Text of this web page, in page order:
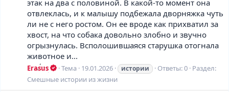
этак на два с половиной. В какой-то момент она
отвлеклась, и к малышу подбежала дворняжка чуть
ли не с него ростом. Он ее вроде как прихватил за
хвост, на что собака довольно злобно и звучно
огрызнулась. Всполошившаяся старушка отогнала
животное и...
Erasus Тема 19.01.2026 истории Ответы: 0 Раздел:
Смешные истории из жизни